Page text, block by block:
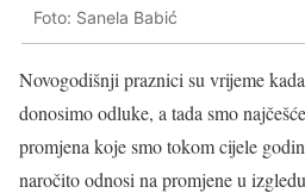
Foto: Sanela Babić
Novogodišnji praznici su vrijeme
donosimo odluke, a tada smo
promjena koje smo tokom cijele
naročito odnosi na promjene u